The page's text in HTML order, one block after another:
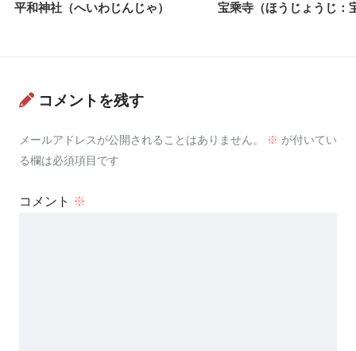
平和神社（へいわじんじゃ） 宝乘寺（ほうじょうじ：
コメントを残す
メールアドレスが公開されることはありません。 ※ が付いてい
る欄は必須項目です
コメント ※